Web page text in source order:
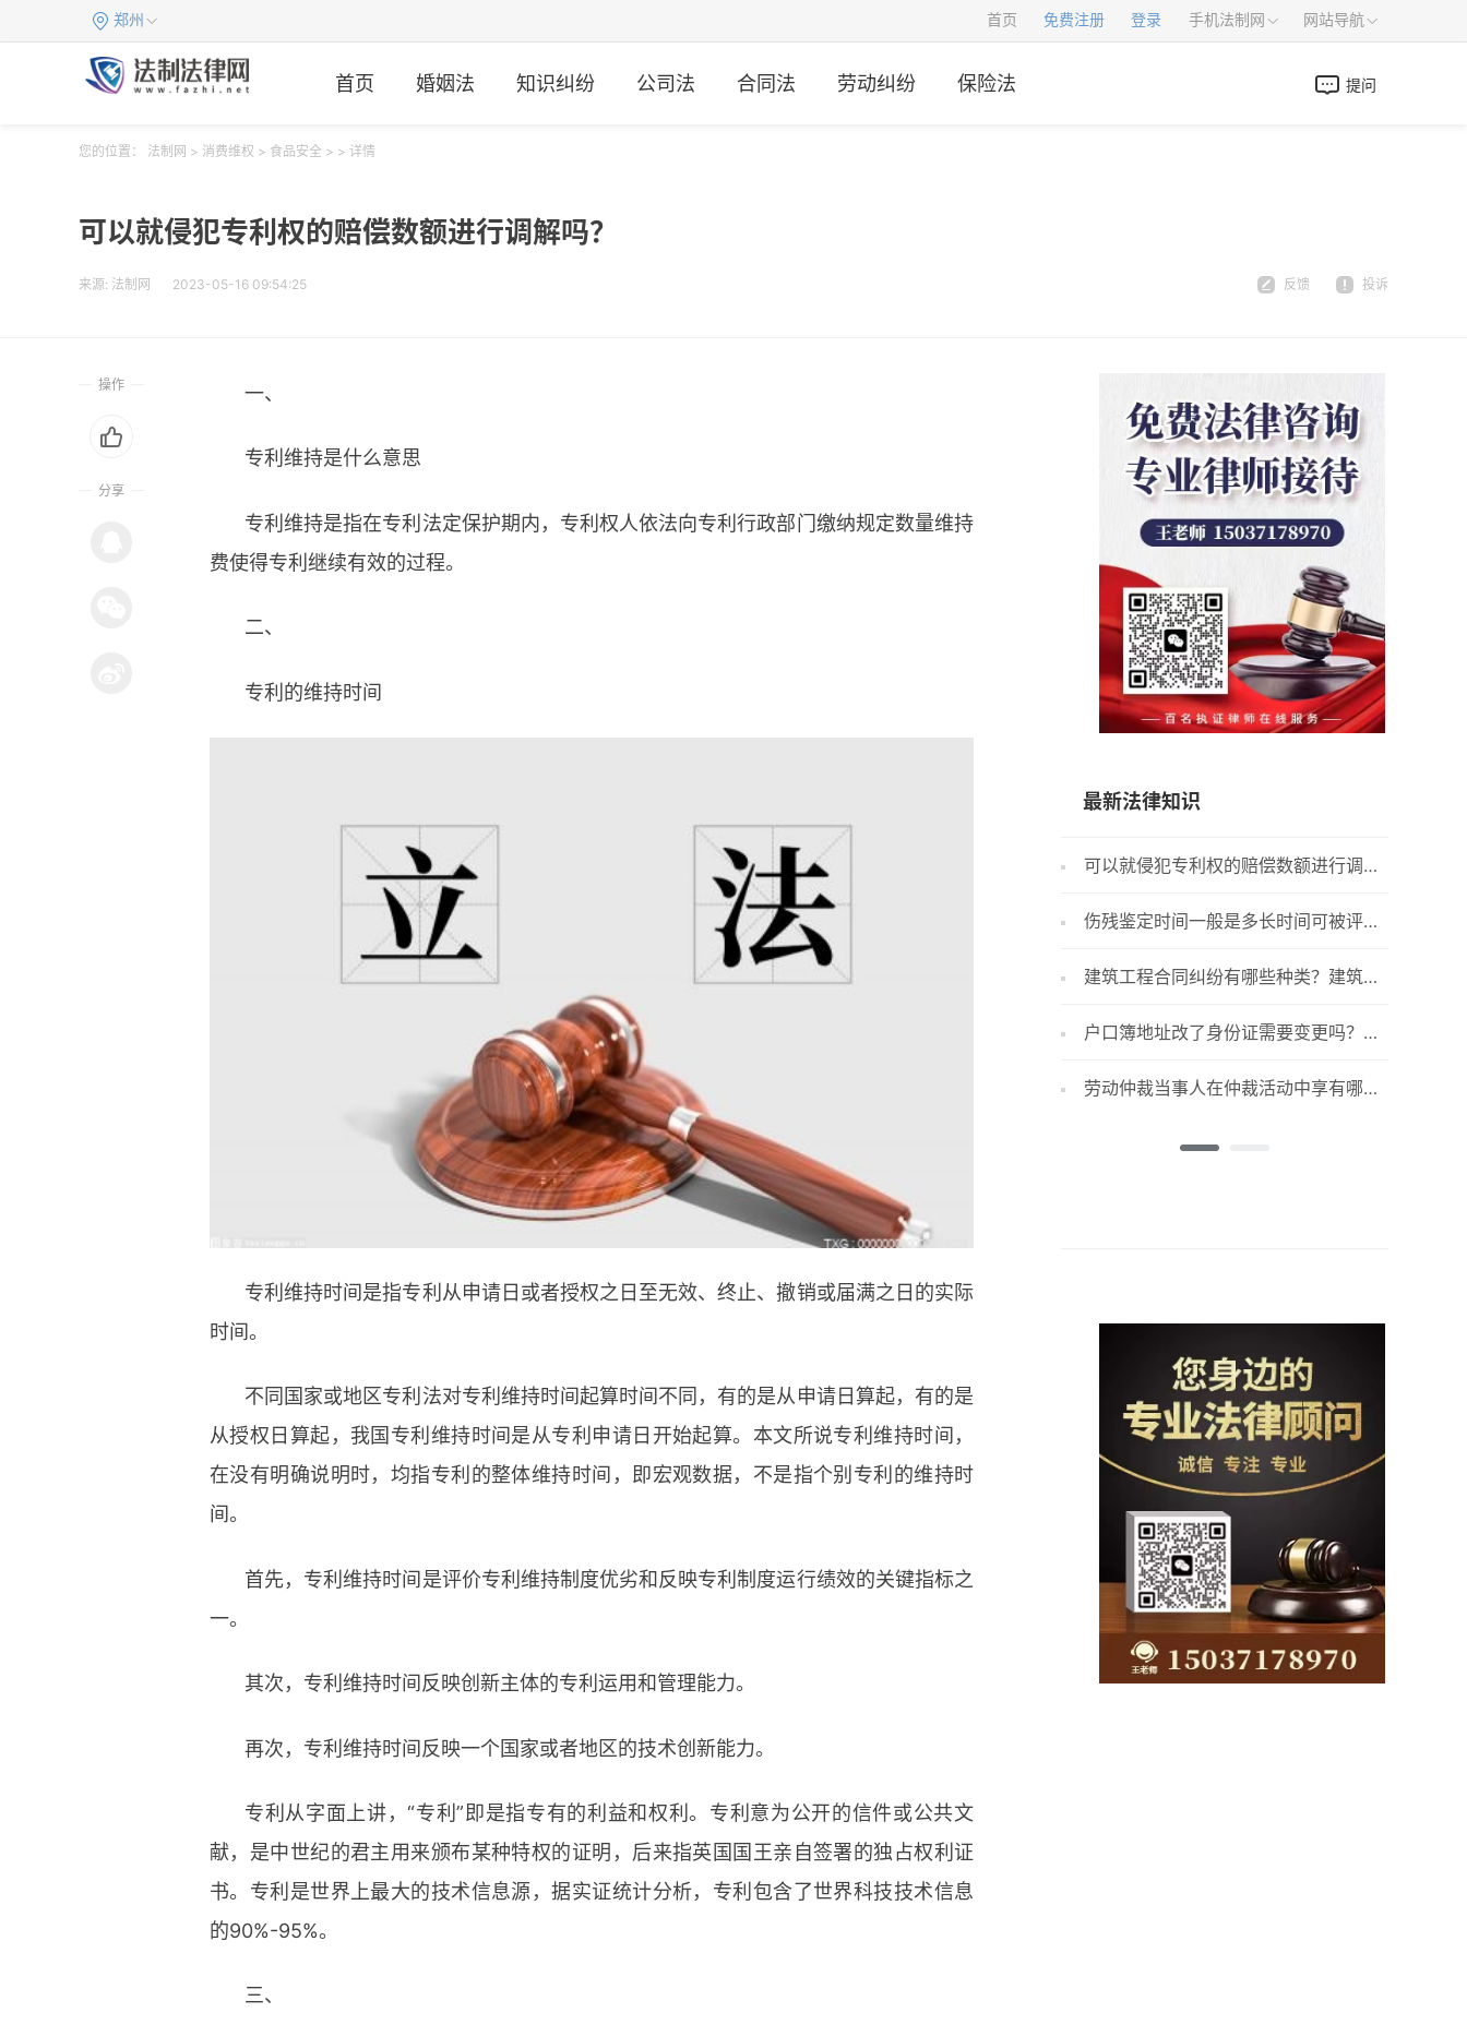
郑州 首页 免费注册 登录 手机法制网 网站导航
首页 婚姻法 知识纠纷 公司法 合同法 劳动纠纷 保险法 提问
您的位置： 法制网 > 消费维权 > 食品安全 > > 详情
可以就侵犯专利权的赔偿数额进行调解吗？
来源: 法制网 2023-05-16 09:54:25 反馈 投诉
一、
专利维持是什么意思
专利维持是指在专利法定保护期内，专利权人依法向专利行政部门缴纳规定数量维持
费使得专利继续有效的过程。
二、
专利的维持时间
专利维持时间是指专利从申请日或者授权之日至无效、终止、撤销或届满之日的实际
时间。
不同国家或地区专利法对专利维持时间起算时间不同，有的是从申请日算起，有的是
从授权日算起，我国专利维持时间是从专利申请日开始起算。本文所说专利维持时间，
在没有明确说明时，均指专利的整体维持时间，即宏观数据，不是指个别专利的维持时
间。
首先，专利维持时间是评价专利维持制度优劣和反映专利制度运行绩效的关键指标之
一。
其次，专利维持时间反映创新主体的专利运用和管理能力。
再次，专利维持时间反映一个国家或者地区的技术创新能力。
专利从字面上讲，“专利”即是指专有的利益和权利。专利意为公开的信件或公共文
献，是中世纪的君主用来颁布某种特权的证明，后来指英国国王亲自签署的独占权利证
书。专利是世界上最大的技术信息源，据实证统计分析，专利包含了世界科技技术信息
的90%-95%。
三、
操作
分享
最新法律知识
可以就侵犯专利权的赔偿数额进行调解
吗？伤残鉴定时间一般是多长时间可被评定
为伤残 工伤保险条例第二十一条规定内容
建筑工程合同纠纷有哪些种类？建筑施
工合同纠纷如何解决？
户口簿地址改了身份证需要变更吗？户
口簿丢失了怎么补办？
劳动仲裁当事人在仲裁活动中享有哪些
权利？当事人在仲裁活动中履行哪些义